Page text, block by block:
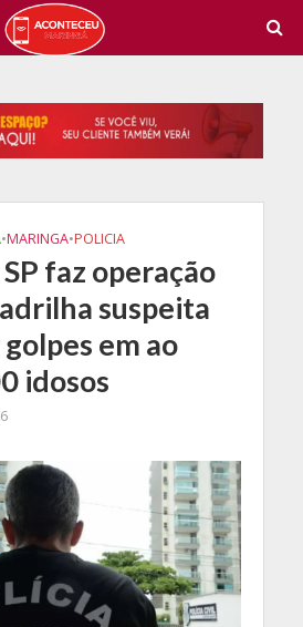
•MARINGA•POLICIA
faz operação
suspeita
em ao
idosos